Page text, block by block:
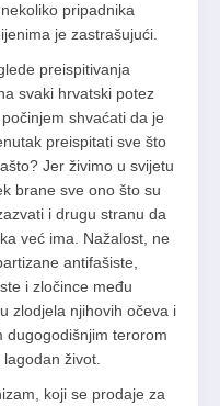
pripadnika
je zastrašujući.
preispitivanja
svaki hrvatski potez
shvaćati da je
preispitati sve što
Jer živimo u svijetu
brane sve ono što su
i drugu stranu da
već ima. Nažalost, ne
antifašiste,
i zločince među
zlodjela njihovih očeva i
dugogodišnjim terorom
život.
koji se prodaje za